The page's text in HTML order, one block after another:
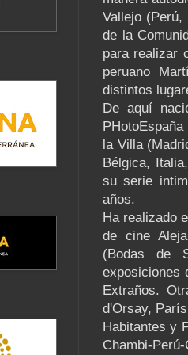
Vallejo
de la
para realizar
peruano
distintos
De aquí
la Villa
Bélgica,
su serie
años.
Ha realizado
de cine
(Bodas de
exposiciones
Extraños.
d'Orsay,
Habitantes y
Chambi-